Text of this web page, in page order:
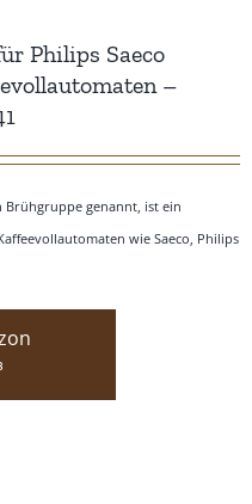
Philips Saeco
–
Brühgruppe genannt, ist ein
wie Saeco, Philips